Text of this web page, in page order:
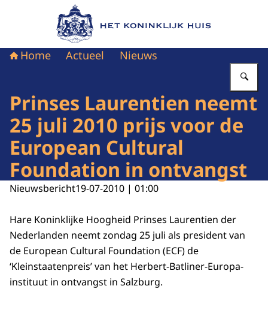
Naar de homepage van Het Koninklijk Huis
Home Actueel Nieuws
Prinses Laurentien neemt
25 juli 2010 prijs voor de
European Cultural
Foundation in ontvangst
Nieuwsbericht19-07-2010 | 01:00
Hare Koninklijke Hoogheid Prinses Laurentien der
Nederlanden neemt zondag 25 juli als president van
de European Cultural Foundation (ECF) de
‘Kleinstaatenpreis’ van het Herbert-Batliner-Europa-
instituut in ontvangst in Salzburg.